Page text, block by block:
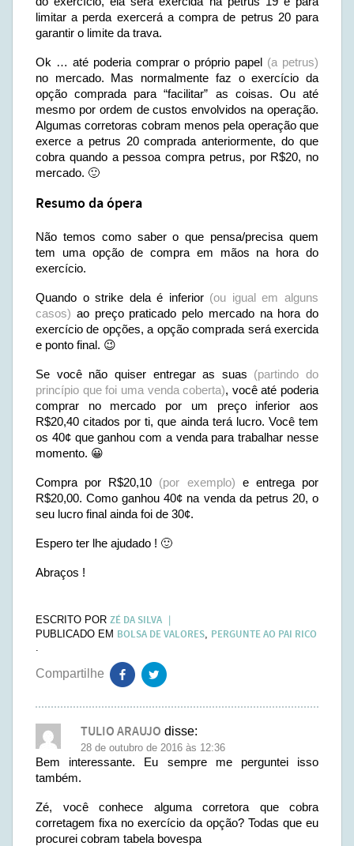
limitar a perda exercerá a compra de petrus 20 para
garantir o limite da trava.
Ok … até poderia comprar o próprio papel (a petrus)
no mercado. Mas normalmente faz o exercício da
opção comprada para “facilitar” as coisas. Ou até
mesmo por ordem de custos envolvidos na operação.
Algumas corretoras cobram menos pela operação que
exerce a petrus 20 comprada anteriormente, do que
cobra quando a pessoa compra petrus, por R$20, no
mercado. 🙂
Resumo da ópera
Não temos como saber o que pensa/precisa quem
tem uma opção de compra em mãos na hora do
exercício.
Quando o strike dela é inferior (ou igual em alguns
casos) ao preço praticado pelo mercado na hora do
exercício de opções, a opção comprada será exercida
e ponto final. 😉
Se você não quiser entregar as suas (partindo do
princípio que foi uma venda coberta), você até poderia
comprar no mercado por um preço inferior aos
R$20,40 citados por ti, que ainda terá lucro. Você tem
os 40¢ que ganhou com a venda para trabalhar nesse
momento. 😀
Compra por R$20,10 (por exemplo) e entrega por
R$20,00. Como ganhou 40¢ na venda da petrus 20, o
seu lucro final ainda foi de 30¢.
Espero ter lhe ajudado ! 🙂
Abraços !
ESCRITO POR ZÉ DA SILVA
PUBLICADO EM BOLSA DE VALORES, PERGUNTE AO PAI RICO
.
TULIO ARAUJO disse:
28 de outubro de 2016 às 12:36
Bem interessante. Eu sempre me perguntei isso
também.
Zé, você conhece alguma corretora que cobra
corretagem fixa no exercício da opção? Todas que eu
procurei cobram tabela bovespa